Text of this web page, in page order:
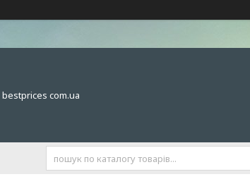
bestprices com.ua